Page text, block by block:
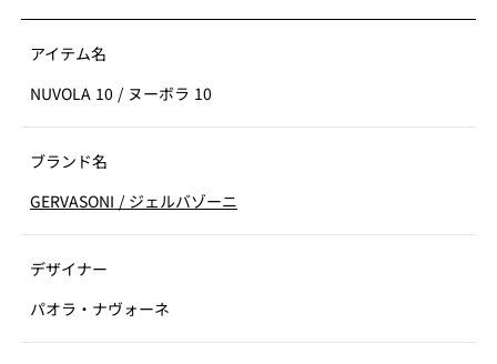
アイテム名
NUVOLA 10 / ヌーボラ 10
ブランド名
GERVASONI / ジェルバゾーニ
デザイナー
パオラ・ナヴォーネ